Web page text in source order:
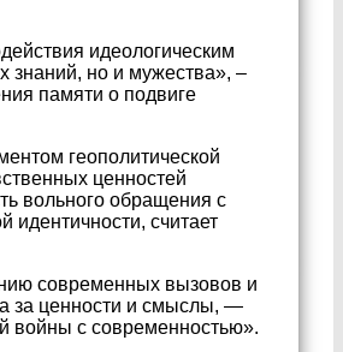
идеологическим
знаний, но и мужества», –
памяти о подвиге
геополитической
ценностей
вольного обращения с
идентичности, считает
современных вызовов и
за ценности и смыслы, —
войны с современностью».